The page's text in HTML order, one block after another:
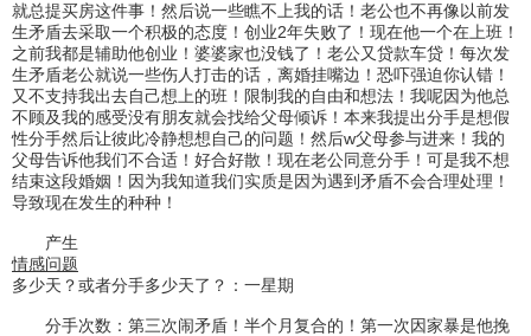
就总提买房这件事！然后说一些瞧不上我的话！老公也不再像以前发
生矛盾去采取一个积极的态度！创业2年失败了！现在他一个在上班！
之前我都是辅助他创业！婆婆家也没钱了！老公又贷款车贷！每次发
生矛盾老公就说一些伤人打击的话，离婚挂嘴边！恐吓强迫你认错！
又不支持我出去自己想上的班！限制我的自由和想法！我呢因为他总
不顾及我的感受没有朋友就会找给父母倾诉！本来我提出分手是想假
性分手然后让彼此冷静想想自己的问题！然后w父母参与进来！我的
父母告诉他我们不合适！好合好散！现在老公同意分手！可是我不想
结束这段婚姻！因为我知道我们实质是因为遇到矛盾不会合理处理！
导致现在发生的种种！
产生
情感问题
多少天？或者分手多少天了？：一星期
分手次数：第三次闹矛盾！半个月复合的！第一次因家暴是他挽